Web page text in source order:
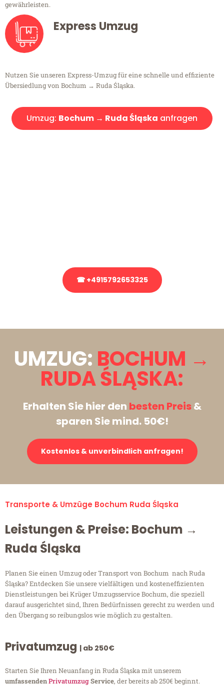
gewährleisten.
Express Umzug
Nutzen Sie unseren Express-Umzug für eine schnelle und effiziente
Übersiedlung von Bochum → Ruda Śląska.
Umzug: Bochum → Ruda Śląska anfragen
☎ +4915792653325
UMZUG: BOCHUM →
RUDA ŚLĄSKA:
Erhalten Sie hier den besten Preis&
sparen Sie mind. 50€!
Kostenlos & unverbindlich anfragen!
Transporte & Umzüge Bochum Ruda Śląska
Leistungen & Preise: Bochum →
Ruda Śląska
Planen Sie einen Umzug oder Transport von Bochum nach Ruda
Śląska? Entdecken Sie unsere vielfältigen und kosteneffizienten
Dienstleistungen bei Krüger Umzugsservice Bochum, die speziell
darauf ausgerichtet sind, Ihren Bedürfnissen gerecht zu werden und
den Übergang so reibungslos wie möglich zu gestalten.
Privatumzug | ab 250€
Starten Sie Ihren Neuanfang in Ruda Śląska mit unserem
umfassendenPrivatumzugService, der bereits ab 250€ beginnt.